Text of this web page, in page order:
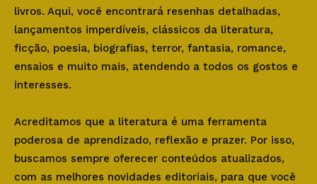
livros. Aqui, você encontrará resenhas detalhadas,
lançamentos imperdíveis, clássicos da literatura,
ficção, poesia, biografias, terror, fantasia, romance,
ensaios e muito mais, atendendo a todos os gostos e
interesses.
Acreditamos que a literatura é uma ferramenta
poderosa de aprendizado, reflexão e prazer. Por isso,
buscamos sempre oferecer conteúdos atualizados,
com as melhores novidades editoriais, para que você